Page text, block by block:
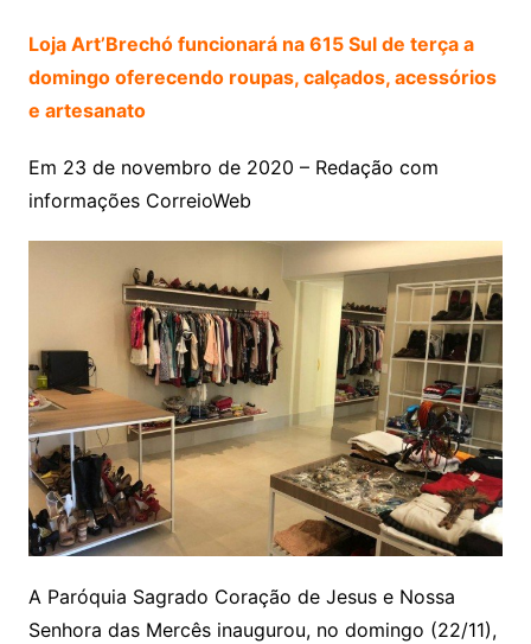
Loja Art’Brechó funcionará na 615 Sul de terça a
domingo oferecendo roupas, calçados, acessórios
e artesanato
Em 23 de novembro de 2020 – Redação com
informações CorreioWeb
A Paróquia Sagrado Coração de Jesus e Nossa
Senhora das Mercês inaugurou, no domingo (22/11),